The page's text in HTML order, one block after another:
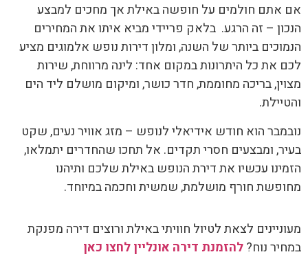
אם אתם חולמים על חופשה באילת אך מחכים למבצע
הנכון – זה הרגע. בלאק פריידי מביא איתו את המחירים
הנמוכים ביותר של השנה, ומלון דירות נופש אלמוגים מציע
לכם את כל היתרונות במקום אחד: לינה מרווחת, שירות
מצוין, בריכה מחוממת, חדר כושר, ומיקום מושלם ליד הים
והטיילת.
נובמבר הוא חודש אידיאלי לנופש – מזג אוויר נעים, שקט
בעיר, ומבצעים חסרי תקדים. אל תחכו שהחדרים יתמלאו,
הזמינו עכשיו את דירת הנופש באילת שלכם ותיהנו
מחופשת חורף מושלמת, שמשית וחכמה במיוחד.
מעוניינים לצאת לטיול חוויתי באילת ורוצים דירה מפנקת
במחיר נוח?להזמנת דירה אונליין לחצו כאן